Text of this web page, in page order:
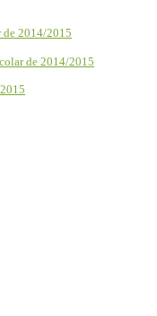
de 2014/2015
de 2014/2015